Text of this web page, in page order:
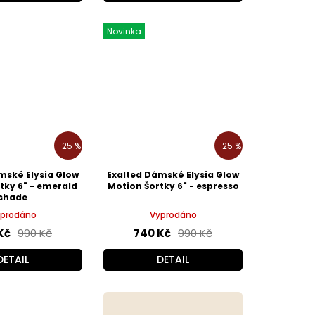
–25 %
Elysia Glow
6" - emerald
990 Kč
Novinka
–25 %
Exalted Dámské Elysia Glow
Motion Šortky 6" - espresso
Vyprodáno
740 Kč 990 Kč
DETAIL